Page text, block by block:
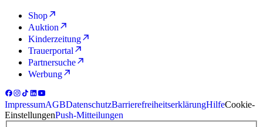
Shop
Auktion
Kinderzeitung
Trauerportal
Partnersuche
Werbung
ImpressumAGBDatenschutzBarrierefreiheitserklärungHilfeCookie-
EinstellungenPush-Mitteilungen